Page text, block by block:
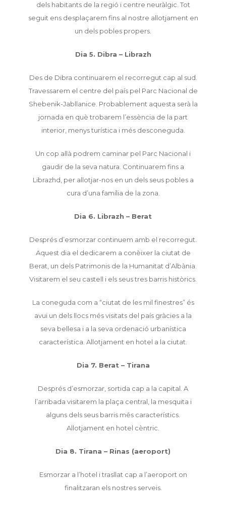
dels habitants de la regió i centre neuràlgic. Tot
seguit ens desplaçarem fins al nostre allotjament en
un dels pobles propers.
Dia 5. Dibra – Librazh
Des de Dibra continuarem el recorregut cap al sud.
Travessarem el centre del país pel Parc Nacional de
Shebenik-Jabllanice. Probablement aquesta serà la
jornada en què trobarem l’essència de la part
interior, menys turística i més desconeguda.
Un cop allà podrem caminar pel Parc Nacional i
gaudir de la seva natura. Continuarem fins a
Librazhd, per allotjar-nos en un dels seus pobles a
cura d’una família de la zona.
Dia 6. Librazh – Berat
Després d’esmorzar continuem amb el recorregut.
Aquest dia el dedicarem a conèixer la ciutat de
Berat, un dels Patrimonis de la Humanitat d’Albània.
Visitarem el seu castell i els seus tres barris històrics.
La coneguda com a “ciutat de les mil finestres” és
avui un dels llocs més visitats del país gràcies a la
seva bellesa i a la seva ordenació urbanística
característica. Allotjament en hotel a la ciutat.
Dia 7. Berat – Tirana
Després d’esmorzar, sortida cap a la capital. A
l’arribada visitarem la plaça central, la mesquita i
alguns dels seus barris més característics.
Allotjament en hotel cèntric.
Dia 8. Tirana – Rinas (aeroport)
Esmorzar a l’hotel i trasllat cap a l’aeroport on
finalitzaran els nostres serveis.